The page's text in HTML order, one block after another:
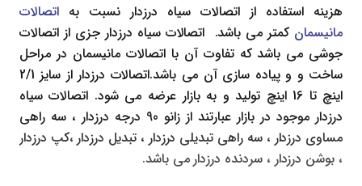
هزینه استفاده از اتصالات سیاه درزدار نسبت بهاتصالات
مانیسمان کمتر می باشد. اتصالات سیاه درزدار جزی از اتصالات
جوشی می باشد که تفاوت آن با اتصالات مانیسمان در مراحل
ساخت و و پیاده سازی آن می باشد.اتصالات درزدار از سایز 2/1
اینچ تا 16 اینچ تولید و به بازار عرضه می شود. اتصالات سیاه
درزدار موجود در بازار عبارتند از زانو 90 درجه درزدار ، سه راهی
مساوی درزدار ، سه راهی تبدیلی درزدار ، تبدیل درزدار ،کپ درزدار
، بوشن درزدار ، سردنده درزدار می باشد.